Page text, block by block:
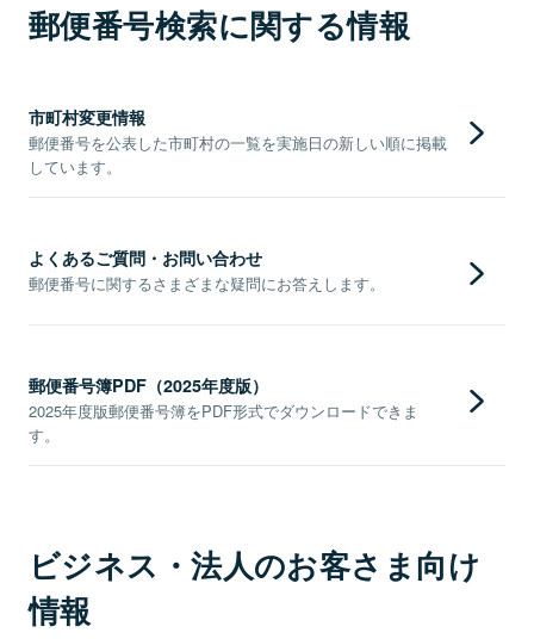
郵便番号検索に関する情報
市町村変更情報
郵便番号を公表した市町村の一覧を実施日の新しい順に掲載
しています。
よくあるご質問・お問い合わせ
郵便番号に関するさまざまな疑問にお答えします。
郵便番号簿PDF（2025年度版）
2025年度版郵便番号簿をPDF形式でダウンロードできま
す。
ビジネス・法人のお客さま向け
情報